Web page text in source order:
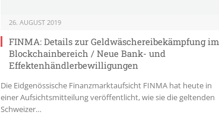
26. AUGUST 2019
FINMA: Details zur Geldwäschereibekämpfung im
Blockchainbereich / Neue Bank- und
Effektenhändlerbewilligungen
Die Eidgenössische Finanzmarktaufsicht FINMA hat heute in
einer Aufsichtsmitteilung veröffentlicht, wie sie die geltenden
Schweizer…